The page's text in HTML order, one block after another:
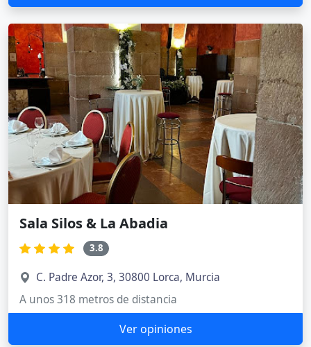
Sala Silos & La Abadia
3.8
C. Padre Azor, 3, 30800 Lorca, Murcia
A unos 318 metros de distancia
Ver opiniones